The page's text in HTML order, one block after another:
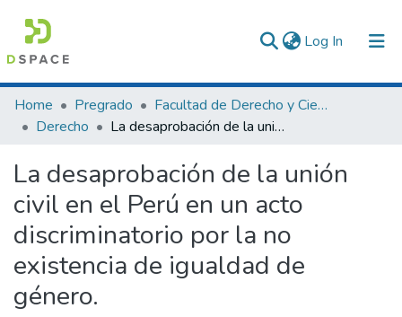
Log In (current)
Communities & Collections
All of DSpace
Statistics
Home Pregrado
Facultad de Derecho y Ciencias Políticas
Derecho
La desaprobación de la unión civil en el Perú en un acto discriminatorio por la no existencia de igualdad de género.
La desaprobación de la unión
civil en el Perú en un acto
discriminatorio por la no
existencia de igualdad de
género.